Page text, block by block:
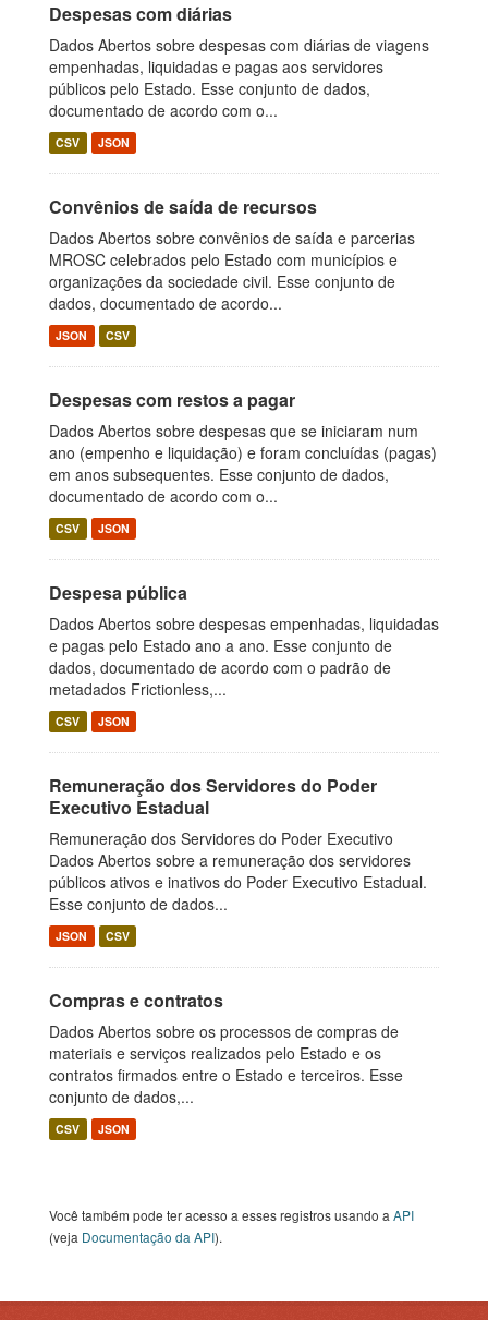
Despesas com diárias
Dados Abertos sobre despesas com diárias de viagens
empenhadas, liquidadas e pagas aos servidores
públicos pelo Estado. Esse conjunto de dados,
documentado de acordo com o...
CSV JSON
Convênios de saída de recursos
Dados Abertos sobre convênios de saída e parcerias
MROSC celebrados pelo Estado com municípios e
organizações da sociedade civil. Esse conjunto de
dados, documentado de acordo...
JSON CSV
Despesas com restos a pagar
Dados Abertos sobre despesas que se iniciaram num
ano (empenho e liquidação) e foram concluídas (pagas)
em anos subsequentes. Esse conjunto de dados,
documentado de acordo com o...
CSV JSON
Despesa pública
Dados Abertos sobre despesas empenhadas, liquidadas
e pagas pelo Estado ano a ano. Esse conjunto de
dados, documentado de acordo com o padrão de
metadados Frictionless,...
CSV JSON
Remuneração dos Servidores do Poder
Executivo Estadual
Remuneração dos Servidores do Poder Executivo
Dados Abertos sobre a remuneração dos servidores
públicos ativos e inativos do Poder Executivo Estadual.
Esse conjunto de dados...
JSON CSV
Compras e contratos
Dados Abertos sobre os processos de compras de
materiais e serviços realizados pelo Estado e os
contratos firmados entre o Estado e terceiros. Esse
conjunto de dados,...
CSV JSON
Você também pode ter acesso a esses registros usando a API
(veja Documentação da API).